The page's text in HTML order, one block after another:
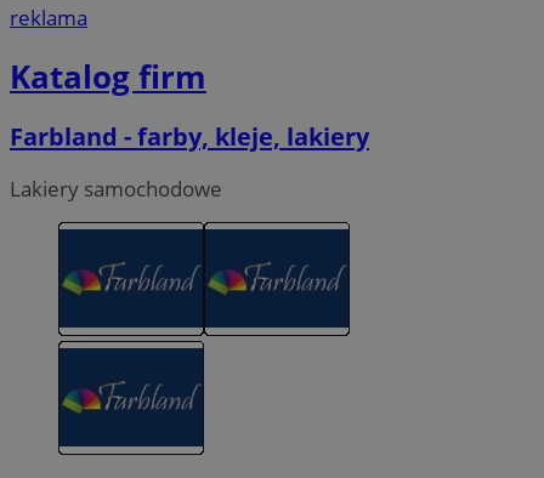
reklama
Katalog firm
Farbland - farby, kleje, lakiery
Lakiery samochodowe